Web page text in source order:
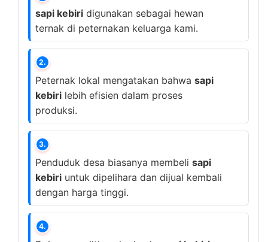
sapi kebiri digunakan sebagai hewan
ternak di peternakan keluarga kami.
2.
Peternak lokal mengatakan bahwa sapi
kebiri lebih efisien dalam proses
produksi.
3.
Penduduk desa biasanya membeli sapi
kebiri untuk dipelihara dan dijual kembali
dengan harga tinggi.
4.